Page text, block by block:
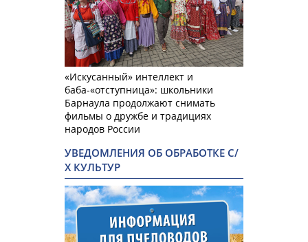
«Искусанный» интеллект и
баба-«отступница»: школьники
Барнаула продолжают снимать
фильмы о дружбе и традициях
народов России
УВЕДОМЛЕНИЯ ОБ ОБРАБОТКЕ С/
Х КУЛЬТУР